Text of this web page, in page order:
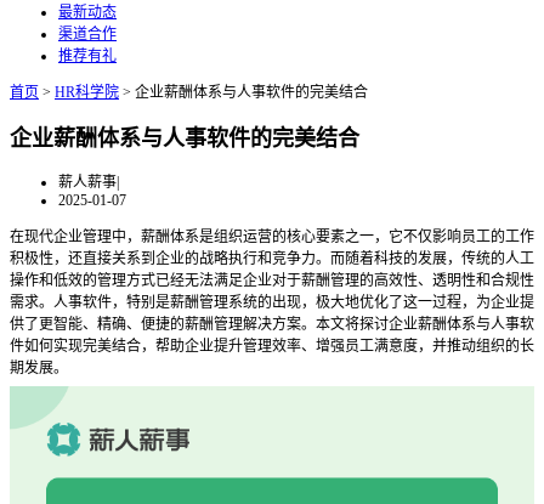
最新动态
渠道合作
推荐有礼
首页 > HR科学院 > 企业薪酬体系与人事软件的完美结合
企业薪酬体系与人事软件的完美结合
薪人薪事|
2025-01-07
在现代企业管理中，薪酬体系是组织运营的核心要素之一，它不仅影响员工的工作
积极性，还直接关系到企业的战略执行和竞争力。而随着科技的发展，传统的人工
操作和低效的管理方式已经无法满足企业对于薪酬管理的高效性、透明性和合规性
需求。人事软件，特别是薪酬管理系统的出现，极大地优化了这一过程，为企业提
供了更智能、精确、便捷的薪酬管理解决方案。本文将探讨企业薪酬体系与人事软
件如何实现完美结合，帮助企业提升管理效率、增强员工满意度，并推动组织的长
期发展。